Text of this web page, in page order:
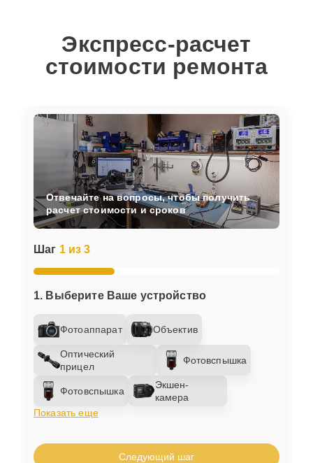
Экспресс-расчет
стоимости ремонта
Шаг 1 из 3
1. Выберите Ваше устройство
Фотоаппарат Объектив
Оптический
прицел
Фотовспышка
Фотовспышка
Экшен-
камера
Показать еще
Отвечайте на вопросы, чтобы получить
расчет стоимости и сроков
Следующий шаг